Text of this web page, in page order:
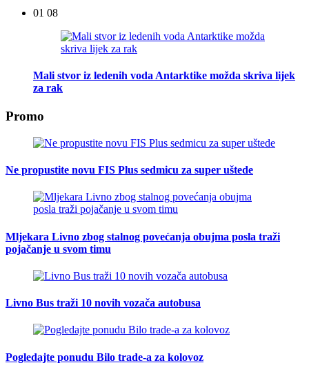
01 08
Mali stvor iz ledenih voda Antarktike možda skriva lijek
za rak
Promo
Ne propustite novu FIS Plus sedmicu za super uštede
Mljekara Livno zbog stalnog povećanja obujma posla traži
pojačanje u svom timu
Livno Bus traži 10 novih vozača autobusa
Pogledajte ponudu Bilo trade-a za kolovoz